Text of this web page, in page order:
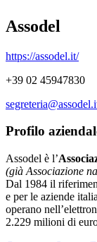
Assodel
https://assodel.it/
+39 02 45947830
Profilo
Assodel è l’
(già Associazione
Dal 1984 il
e per le aziende
operano
2.229 milioni di